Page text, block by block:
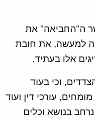
ה"החביאה" את
למעשה, את חובת
אלו בעתיד.
וכי בעוד
עורכי דין ועוד
בנושא וכלים